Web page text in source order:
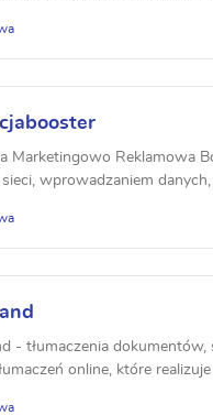
Marketingowo Reklamowa
wprowadzaniem
- tłumaczenia
online, które